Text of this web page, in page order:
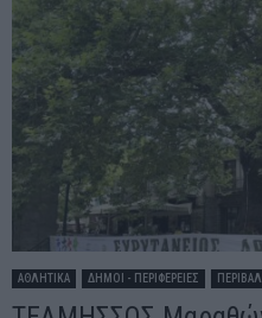
ΑΘΛΗΤΙΚΑ ΔΗΜΟΙ - ΠΕΡΙΦΕΡΕΙΕΣ